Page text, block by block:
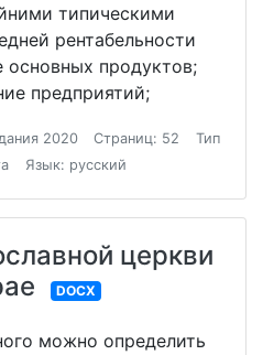
типическими
рентабельности
основных продуктов;
предприятий;
2020 Страниц: 52
Тип
Язык: русский
церкви
DOCX
можно определить